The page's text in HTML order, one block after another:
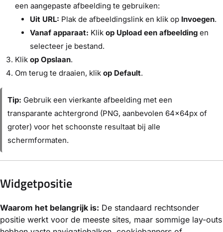
een aangepaste afbeelding te gebruiken:
Uit URL: Plak de afbeeldingslink en klik op Invoegen.
Vanaf apparaat: Klik op Upload een afbeelding en
selecteer je bestand.
Klik op Opslaan.
Om terug te draaien, klik op Default.
Tip: Gebruik een vierkante afbeelding met een
transparante achtergrond (PNG, aanbevolen 64×64px of
groter) voor het schoonste resultaat bij alle
schermformaten.
Widgetpositie
Waarom het belangrijk is: De standaard rechtsonder
positie werkt voor de meeste sites, maar sommige lay-outs